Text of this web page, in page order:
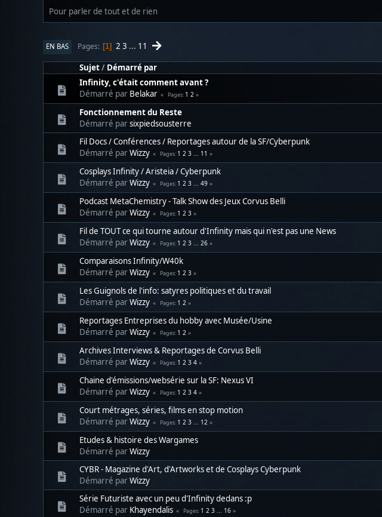
Pour parler de tout et de rien
EN BAS Pages 1 2 3 ... 11
Sujet/ Démarré par
Infinity, c'était comment avant ?
Démarré par Belakar Pages 1 2
Fonctionnement du Reste
Démarré parsixpiedsousterre
Fil Docs / Conférences / Reportages autour de la SF/Cyberpunk
Démarré parWizzy Pages 1 2 3 ... 11
Cosplays Infinity / Aristeia / Cyberpunk
Démarré parWizzy Pages 1 2 3 ... 49
Podcast MetaChemistry - Talk Show des Jeux Corvus Belli
Démarré parWizzy Pages 1 2 3
Fil de TOUT ce qui tourne autour d'Infinity mais qui n'est pas une News
Démarré parWizzy Pages 1 2 3 ... 26
Comparaisons Infinity/W40k
Démarré parWizzy Pages 1 2 3
Les Guignols de l'info: satyres politiques et du travail
Démarré parWizzy Pages 1 2
Reportages Entreprises du hobby avec Musée/Usine
Démarré parWizzy Pages 1 2
Archives Interviews & Reportages de Corvus Belli
Démarré parWizzy Pages 1 2 3 4
Chaine d'émissions/websérie sur la SF: Nexus VI
Démarré parWizzy Pages 1 2 3 4
Court métrages, séries, films en stop motion
Démarré parWizzy Pages 1 2 3 ... 12
Etudes & histoire des Wargames
Démarré parWizzy
CYBR - Magazine d'Art, d'Artworks et de Cosplays Cyberpunk
Démarré parWizzy
Série Futuriste avec un peu d'Infinity dedans :p
Démarré par Khayendalis Pages 1 2 3 ... 16